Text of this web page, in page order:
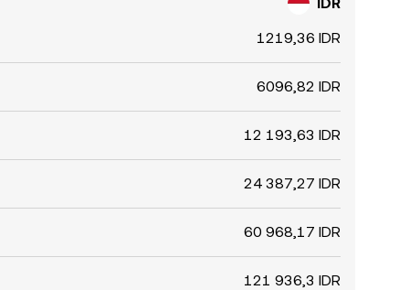
1219,36 IDR
6096,82 IDR
12 193,63 IDR
24 387,27 IDR
60 968,17 IDR
121 936,3 IDR